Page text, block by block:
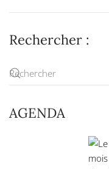
Rechercher :
AGENDA